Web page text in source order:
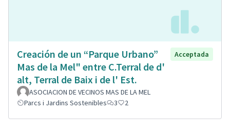
Creación de un “Parque Urbano”
Mas de la Mel" entre C.Terral de d'
alt, Terral de Baix i de l' Est.
Acceptada
ASOCIACION DE VECINOS MAS DE LA MEL
Parcs i Jardins Sostenibles
3 2